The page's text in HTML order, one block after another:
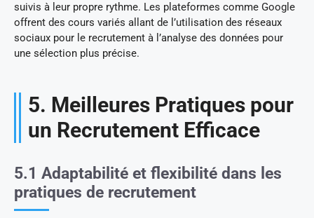
suivis à leur propre rythme. Les plateformes comme Google
offrent des cours variés allant de l’utilisation des réseaux
sociaux pour le recrutement à l’analyse des données pour
une sélection plus précise.
5. Meilleures Pratiques pour
un Recrutement Efficace
5.1 Adaptabilité et flexibilité dans les
pratiques de recrutement